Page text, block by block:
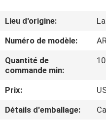
SUJET
DE
NOUS
VISITE
D'USINE
Lieu d'origine:
Numéro de modèle:
Quantité de
commande min:
Prix:
Détails d'emballage: